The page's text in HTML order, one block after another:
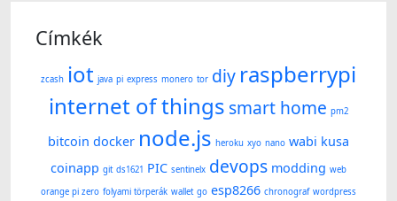
Címkék
zcash iot java pi express monero tor diy raspberrypi
internet of things smart home pm2
bitcoin docker node.js heroku xyo nano wabi kusa
coinapp git ds1621 PIC sentinelx devops modding web
orange pi zero folyami törperák wallet go esp8266 chronograf wordpress